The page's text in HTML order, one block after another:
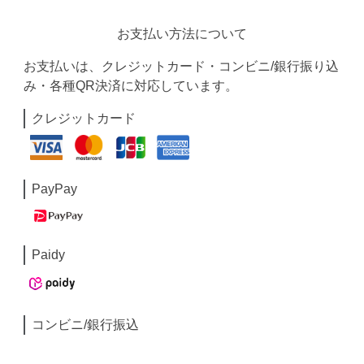
お支払い方法について
お支払いは、クレジットカード・コンビニ/銀行振り込
み・各種QR決済に対応しています。
クレジットカード
PayPay
Paidy
コンビニ/銀行振込